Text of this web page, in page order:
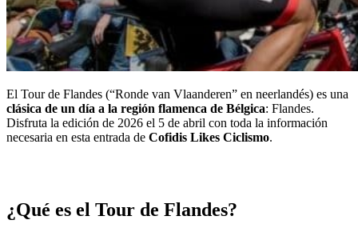
El Tour de Flandes (“Ronde van Vlaanderen” en neerlandés) es una
clásica de un día a la región flamenca de Bélgica: Flandes.
Disfruta la edición de 2026 el 5 de abril con toda la información
necesaria en esta entrada de Cofidis Likes Ciclismo.
¿Qué es el Tour de Flandes?